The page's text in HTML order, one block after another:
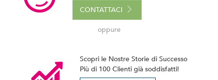
CONTATTACI
oppure
Scopri le Nostre Storie di Successo
Più di 100 Clienti già soddisfatti!